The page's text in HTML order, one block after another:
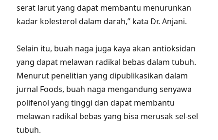
serat larut yang dapat membantu menurunkan
kadar kolesterol dalam darah,” kata Dr. Anjani.
Selain itu, buah naga juga kaya akan antioksidan
yang dapat melawan radikal bebas dalam tubuh.
Menurut penelitian yang dipublikasikan dalam
jurnal Foods, buah naga mengandung senyawa
polifenol yang tinggi dan dapat membantu
melawan radikal bebas yang bisa merusak sel-sel
tubuh.